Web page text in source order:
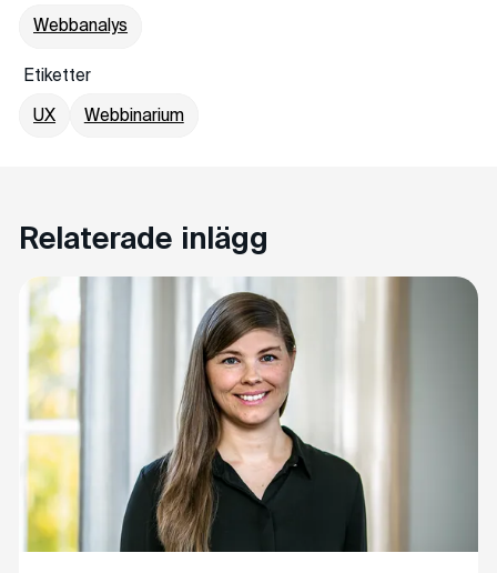
Webbanalys
Etiketter
UX Webbinarium
Relaterade inlägg